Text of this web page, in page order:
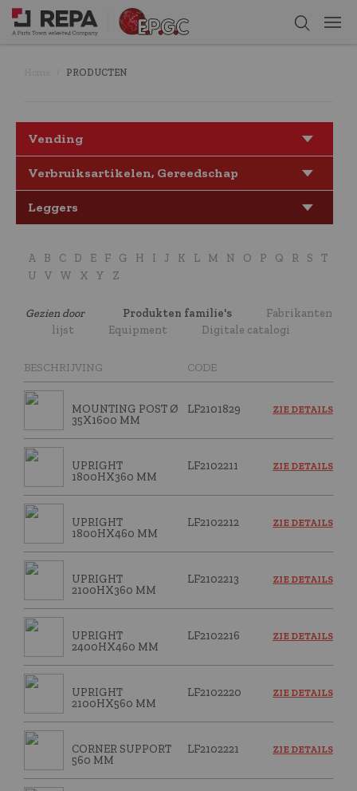
PRODUCTEN
Vending
Verbruiksartikelen, Gereedschap
Leggers
A B C D E F G H I J K L M N O P Q R S
T
U
V W X Y Z
Gezien door Produkten familie's
Fabrikanten
lijst
Equipment Digitale catalogi
BESCHRIJVING CODE
MOUNTING POST Ø
35X1600 MM
LF2101829 ZIE DETAILS
UPRIGHT
1800HX360 MM
LF2102211 ZIE DETAILS
UPRIGHT
1800HX460 MM
LF2102212 ZIE DETAILS
UPRIGHT
2100HX360 MM
LF2102213 ZIE DETAILS
UPRIGHT
2400HX460 MM
LF2102216 ZIE DETAILS
UPRIGHT
2100HX560 MM
LF2102220 ZIE DETAILS
CORNER SUPPORT
560 MM
LF2102221 ZIE DETAILS